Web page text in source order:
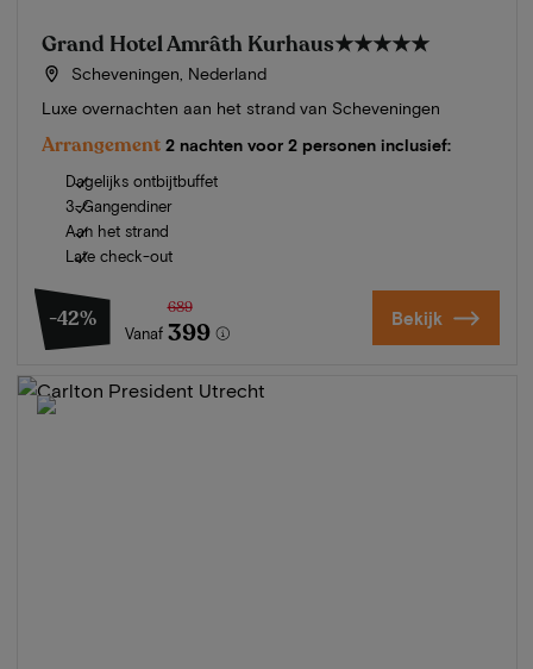
Grand Hotel Amrâth Kurhaus★★★★★
Scheveningen, Nederland
Luxe overnachten aan het strand van Scheveningen
Arrangement 2 nachten voor 2 personen inclusief:
Dagelijks ontbijtbuffet
3-Gangendiner
Aan het strand
Late check-out
-42%
Vanaf
689
399 Bekijk